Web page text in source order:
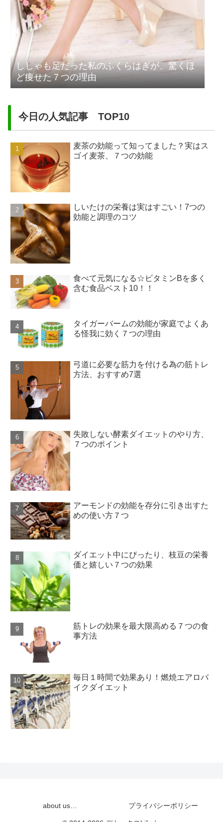
ししゃも足だった私のふくらはぎが、驚くほ
ど痩せた７つの理由
今日の人気記事 TOP10
麦茶の効能って知ってました？実はス
ゴイ麦茶、７つの効能
しいたけの栄養は実はすごい！7つの
効能と調理のコツ
食べて元気になる☆ビタミンBを多く
含む食品ベスト10！！
タイガーバームの効能が家庭でよくあ
る怪我に効く７つの理由
弓道に必要な筋力を付ける為の筋トレ
方法、おすすめ7選
失敗しない酵素ダイエットのやり方、
７つのポイント
アーモンドの効能を存分に引き出すた
めの使い方７つ
ダイエット中にぴったり、枝豆の栄養
価と嬉しい７つの効果
筋トレの効果を最大限高める７つの食
事方法
毎日１時間で効果あり！燃焼エアロバ
イクダイエット
about us… プライバシーポリシー